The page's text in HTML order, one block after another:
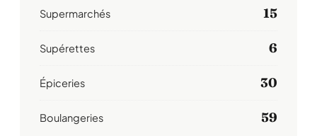
Supermarchés 15
Supérettes 6
Épiceries 30
Boulangeries 59